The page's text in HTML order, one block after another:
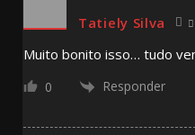
Tatiely Silva
Muito bonito isso… tudo
0 Responder